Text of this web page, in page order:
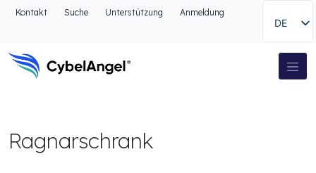
Zum Kopfbereich
Zur Suche gehen
Zum Fußbereich
Kontakt Suche Unterstützung Anmeldung
DE
Hauptnavigation
Ragnarschrank